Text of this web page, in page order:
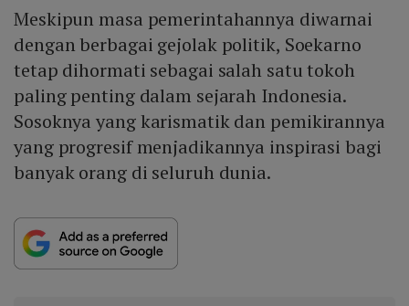
Meskipun masa pemerintahannya diwarnai
dengan berbagai gejolak politik, Soekarno
tetap dihormati sebagai salah satu tokoh
paling penting dalam sejarah Indonesia.
Sosoknya yang karismatik dan pemikirannya
yang progresif menjadikannya inspirasi bagi
banyak orang di seluruh dunia.